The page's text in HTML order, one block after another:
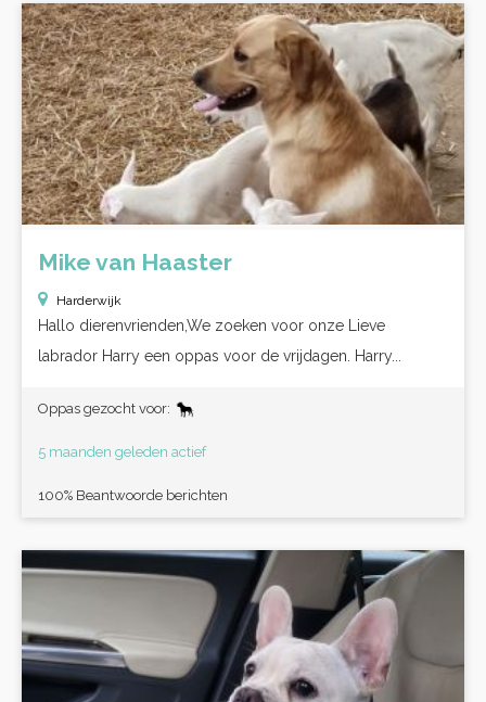
Mike van Haaster
Harderwijk
Hallo dierenvrienden,We zoeken voor onze Lieve
labrador Harry een oppas voor de vrijdagen. Harry...
Oppas gezocht voor:
5 maanden geleden actief
100% Beantwoorde berichten